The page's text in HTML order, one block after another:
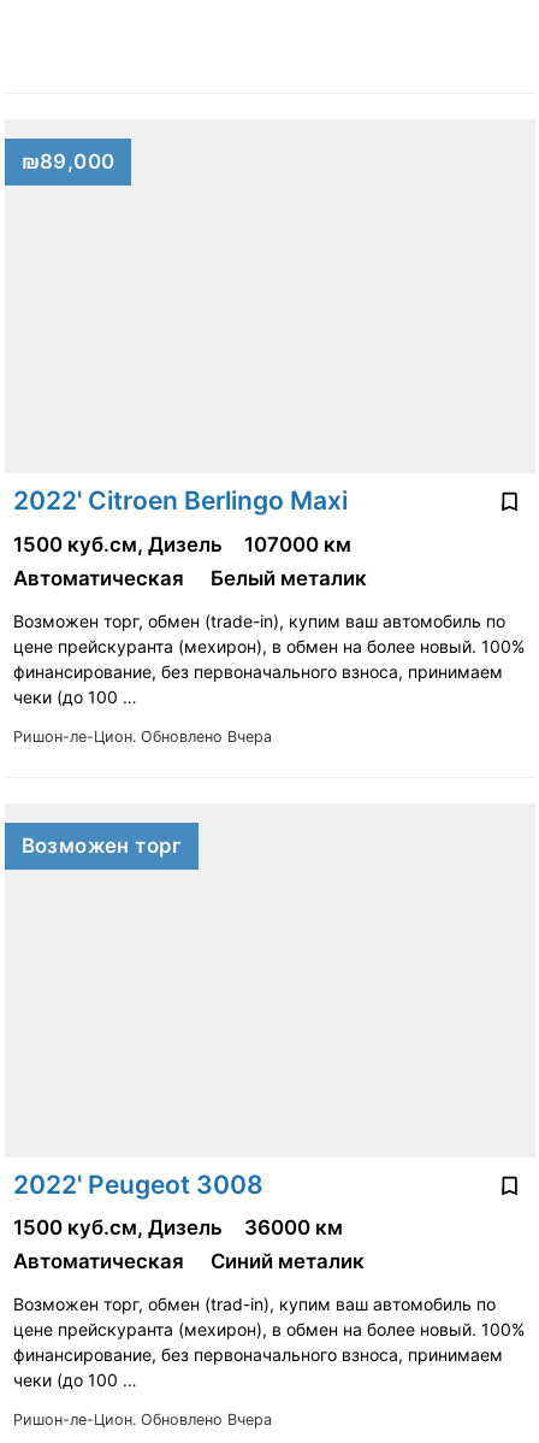
₪89,000
2022' Citroen Berlingo Maxi
Ришон-ле-Цион. Обновлено Вчера
1500 куб.см, Дизель
107000 км
Автоматическая
Белый металик
Возможен торг, обмен (tradе-in), купим ваш автомобиль по
цене прейскуранта (мехирон), в обмен на более новый. 100%
финансирование, без первоначального взноса, принимаем
чеки (до 100 …
Возможен торг
2022' Peugeot 3008
Ришон-ле-Цион. Обновлено Вчера
1500 куб.см, Дизель
36000 км
Автоматическая
Синий металик
Возможен торг, обмен (trad-in), купим ваш автомобиль по
цене прейскуранта (мехирон), в обмен на более новый. 100%
финансирование, без первоначального взноса, принимаем
чеки (до 100 …